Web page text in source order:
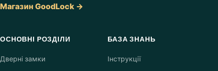
Магазин GoodLock →
ОСНОВНІ РОЗДІЛИ
Дверні замки
БАЗА ЗНАНЬ
Інструкції